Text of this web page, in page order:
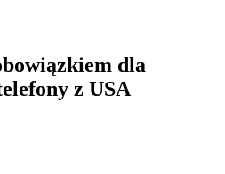
dla
z USA